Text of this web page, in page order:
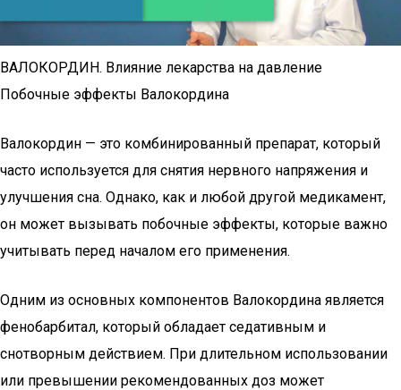
ВАЛОКОРДИН. Влияние лекарства на давление
Побочные эффекты Валокордина
Валокордин — это комбинированный препарат, который
часто используется для снятия нервного напряжения и
улучшения сна. Однако, как и любой другой медикамент,
он может вызывать побочные эффекты, которые важно
учитывать перед началом его применения.
Одним из основных компонентов Валокордина является
фенобарбитал, который обладает седативным и
снотворным действием. При длительном использовании
или превышении рекомендованных доз может